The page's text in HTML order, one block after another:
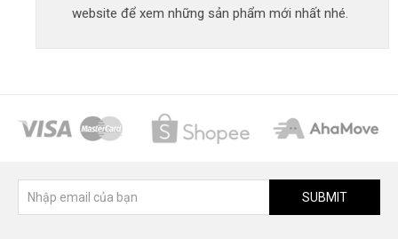
website để xem những sản phẩm mới nhất nhé.
SUBMIT